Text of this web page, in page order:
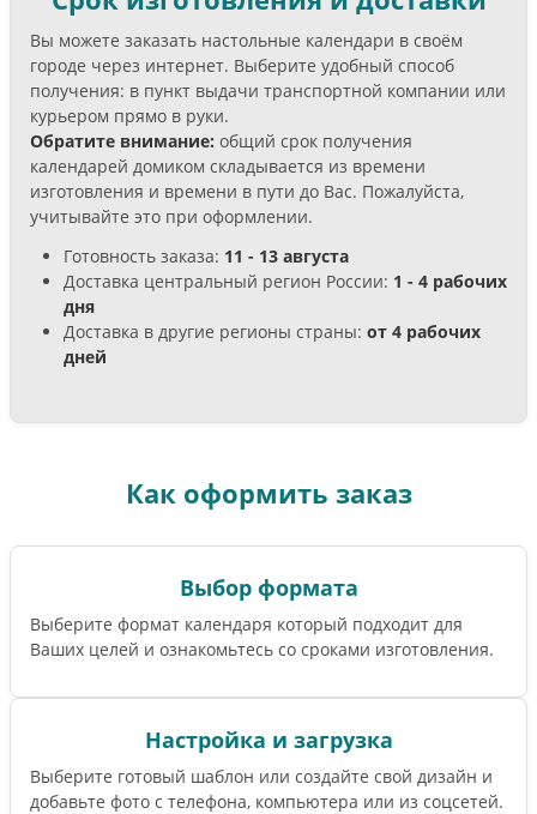
Вы можете заказать настольные календари в своём
городе через интернет. Выберите удобный способ
получения: в пункт выдачи транспортной компании или
курьером прямо в руки.
Обратите внимание: общий срок получения
календарей домиком складывается из времени
изготовления и времени в пути до Вас. Пожалуйста,
учитывайте это при оформлении.
Готовность заказа: 11 - 13 августа
Доставка центральный регион России: 1 - 4 рабочих
дня
Доставка в другие регионы страны: от 4 рабочих
дней
Как оформить заказ
Выбор формата
Выберите формат календаря который подходит для
Ваших целей и ознакомьтесь со сроками изготовления.
Настройка и загрузка
Выберите готовый шаблон или создайте свой дизайн и
добавьте фото с телефона, компьютера или из соцсетей.